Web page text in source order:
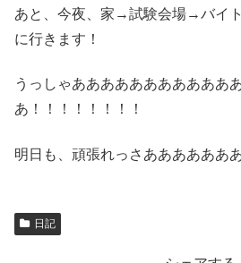
あと、今夜、家→試験会場→バイ
に行きます！
うっしゃあああああああああああ
あ！！！！！！！！
明日も、頑張れっさああああああ
日記